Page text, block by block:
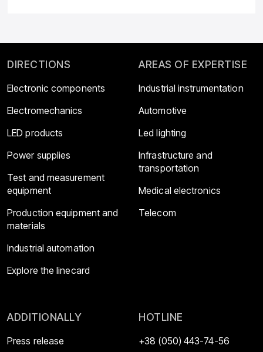
DIRECTIONS
Electronic components
Electromechanics
LED products
Power supplies
Test and measurement
equipment
Production equipment and
materials
Industrial automation
Explore the linecard
AREAS OF EXPERTISE
Industrial instrumentation
Automotive
Led lighting
Infrastructure and
transportation
Medical electronics
Telecom
ADDITIONALLY
Press release
HOTLINE
+38 (050) 443-74-56